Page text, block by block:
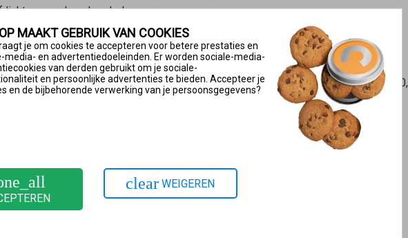
er ook andere leds op.
7530 (AX), 7520, 7510, 6890, 6850, 6670, 6660, 5690, 5590, 5530, 4690, 4630,
MAAKT GEBRUIK VAN COOKIES
je om cookies te accepteren voor betere prestaties en
media- en advertentiedoeleinden. Er worden sociale-media-
van derden gebruikt om je sociale-
en persoonlijke advertenties te bieden. Accepteer je
en de bijbehorende verwerking van je persoonsgegevens?
clear WEIGEREN